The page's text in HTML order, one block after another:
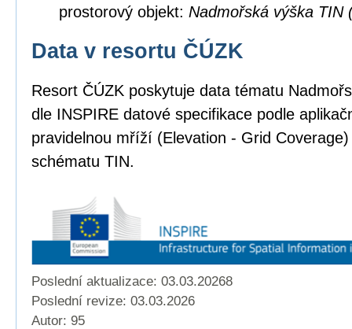
prostorový objekt: Nadmořská výška TIN
Data v resortu ČÚZK
Resort ČÚZK poskytuje data tématu
dle INSPIRE datové specifikace podle
pravidelnou mříží (Elevation - Grid
schématu TIN.
Poslední aktualizace: 03.03.20268
Poslední revize: 03.03.2026
Autor: 95